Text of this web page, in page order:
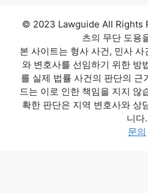
© 2023 Lawguide All Rights
츠의 무단 도용
본 사이트는 형사 사건, 민사
와 변호사를 선임하기 위한 방
를 실제 법률 사건의 판단의 근
드는 이로 인한 책임을 지지 않
확한 판단은 지역 변호사와 상
니다.
문의